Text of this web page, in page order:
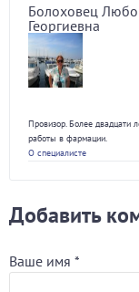
Болоховец
Георгиевна
Провизор. Более двадцати
работы в фармации.
О специалисте
Добавить
Ваше имя *